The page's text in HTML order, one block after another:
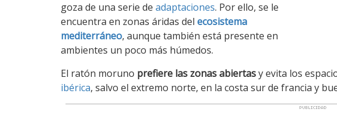
goza de una serie de adaptaciones. Por ello, se le
encuentra en zonas áridas del ecosistema
mediterráneo, aunque también está presente en
ambientes un poco más húmedos.
El ratón moruno prefiere las zonas abiertasy evita los
ibérica, salvo el extremo norte, en la costa sur de francia y